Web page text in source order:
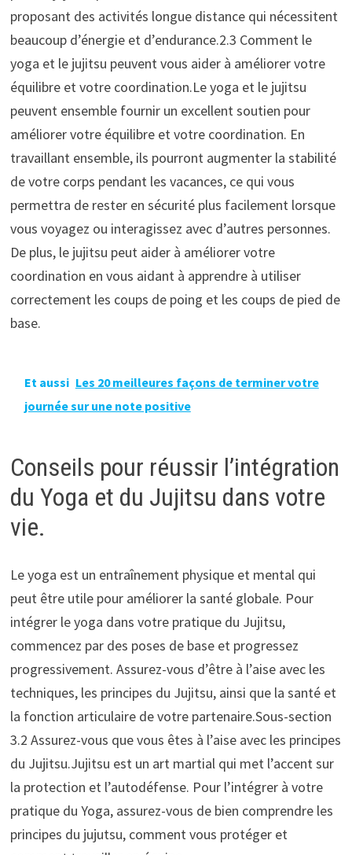
proposant des activités longue distance qui nécessitent
beaucoup d’énergie et d’endurance.2.3 Comment le
yoga et le jujitsu peuvent vous aider à améliorer votre
équilibre et votre coordination.Le yoga et le jujitsu
peuvent ensemble fournir un excellent soutien pour
améliorer votre équilibre et votre coordination. En
travaillant ensemble, ils pourront augmenter la stabilité
de votre corps pendant les vacances, ce qui vous
permettra de rester en sécurité plus facilement lorsque
vous voyagez ou interagissez avec d’autres personnes.
De plus, le jujitsu peut aider à améliorer votre
coordination en vous aidant à apprendre à utiliser
correctement les coups de poing et les coups de pied de
base.
Et aussi Les 20 meilleures façons de terminer votre
journée sur une note positive
Conseils pour réussir l’intégration
du Yoga et du Jujitsu dans votre
vie.
Le yoga est un entraînement physique et mental qui
peut être utile pour améliorer la santé globale. Pour
intégrer le yoga dans votre pratique du Jujitsu,
commencez par des poses de base et progressez
progressivement. Assurez-vous d’être à l’aise avec les
techniques, les principes du Jujitsu, ainsi que la santé et
la fonction articulaire de votre partenaire.Sous-section
3.2 Assurez-vous que vous êtes à l’aise avec les principes
du Jujitsu.Jujitsu est un art martial qui met l’accent sur
la protection et l’autodéfense. Pour l’intégrer à votre
pratique du Yoga, assurez-vous de bien comprendre les
principes du jujutsu, comment vous protéger et